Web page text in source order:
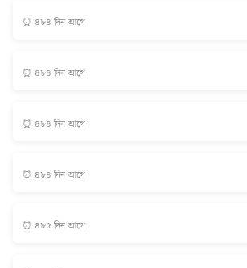
⏰ ৪৮৪ দিন আগে
⏰ ৪৮৪ দিন আগে
⏰ ৪৮৪ দিন আগে
⏰ ৪৮৪ দিন আগে
⏰ ৪৮৫ দিন আগে